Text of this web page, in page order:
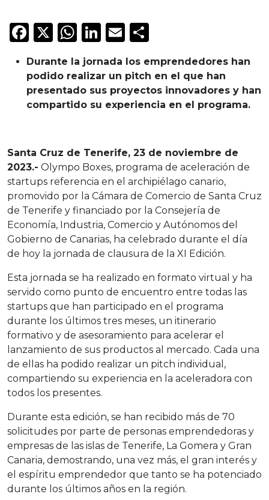
Facebook
X WhatsApp
LinkedIn
Email
Durante la jornada los emprendedores han
podido realizar un pitch en el que han
presentado sus proyectos innovadores y han
compartido su experiencia en el programa.
Santa Cruz de Tenerife, 23 de noviembre de
2023.- Olympo Boxes, programa de aceleración de
startups referencia en el archipiélago canario,
promovido por la Cámara de Comercio de Santa Cruz
de Tenerife y financiado por la Consejería de
Economía, Industria, Comercio y Autónomos del
Gobierno de Canarias, ha celebrado durante el día
de hoy la jornada de clausura de la XI Edición.
Esta jornada se ha realizado en formato virtual y ha
servido como punto de encuentro entre todas las
startups que han participado en el programa
durante los últimos tres meses, un itinerario
formativo y de asesoramiento para acelerar el
lanzamiento de sus productos al mercado. Cada una
de ellas ha podido realizar un pitch individual,
compartiendo su experiencia en la aceleradora con
todos los presentes.
Durante esta edición, se han recibido más de 70
solicitudes por parte de personas emprendedoras y
empresas de las islas de Tenerife, La Gomera y Gran
Canaria, demostrando, una vez más, el gran interés y
el espíritu emprendedor que tanto se ha potenciado
durante los últimos años en la región.